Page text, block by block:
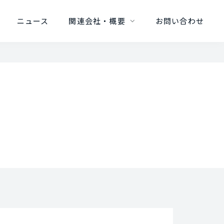
ニュース 関連会社・概要 お問い合わせ